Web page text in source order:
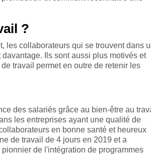
?
les collaborateurs qui se trouvent dans
Ils sont aussi plus motivés et
travail permet en outre de retenir les
des salariés grâce au bien-être au
les entreprises ayant une qualité de
en bonne santé et heureux
de travail de 4 jours en 2019 et a
de l'intégration de programmes